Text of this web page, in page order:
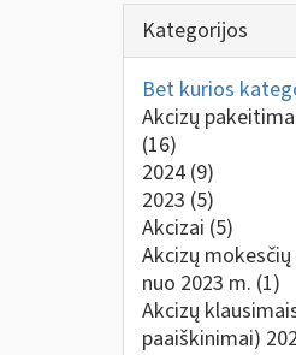
Kategorijos
Bet kurios
Akcizų
(16)
2024 (9)
2023 (5)
Akcizai (5)
Akcizų
nuo 2023 m. (1)
Akcizų
paaiškinimai)